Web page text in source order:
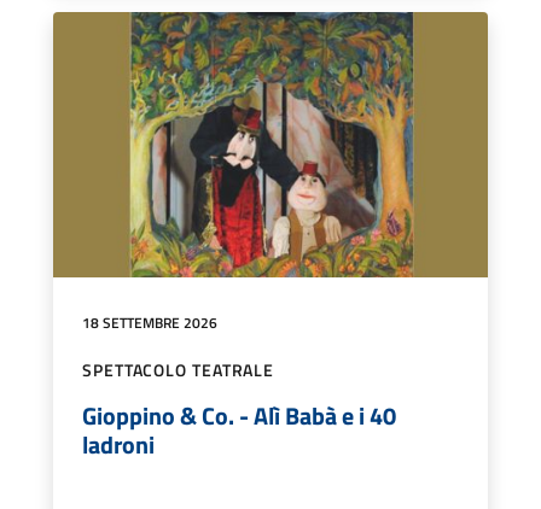
18 SETTEMBRE 2026
SPETTACOLO TEATRALE
Gioppino & Co. - Alì Babà e i 40
ladroni